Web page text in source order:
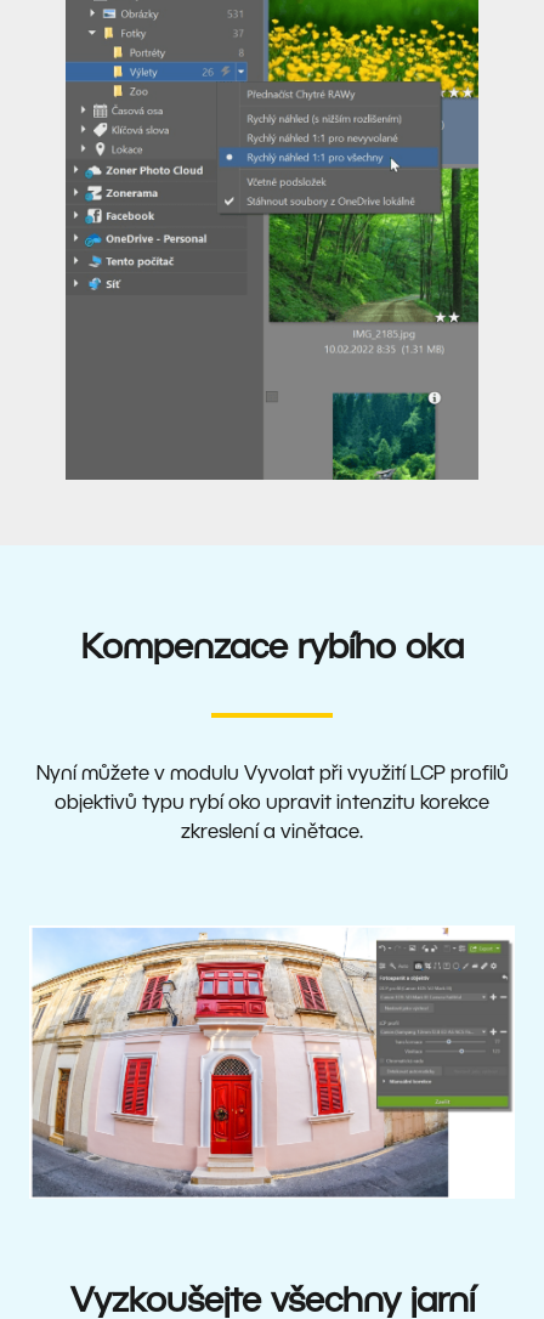
Kompenzace rybího oka
Nyní můžete v modulu Vyvolat při využití LCP profilů
objektivů typu rybí oko upravit intenzitu korekce
zkreslení a vinětace.
Vyzkoušejte všechny jarní